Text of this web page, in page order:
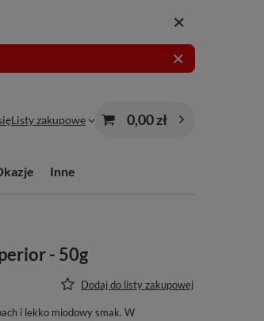
Listy zakupowe 0,00 zł
Inne
- 50g
Dodaj do listy zakupowej
i lekko miodowy smak. W